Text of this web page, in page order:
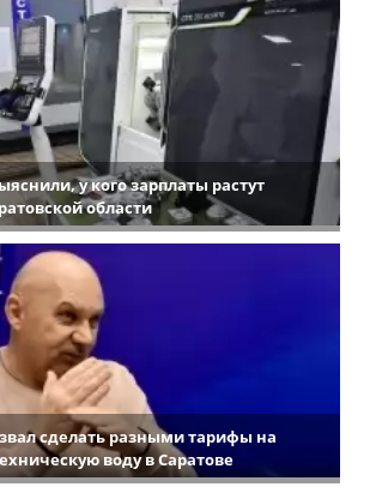
у кого зарплаты растут
области
сделать разными тарифы на
воду в Саратове